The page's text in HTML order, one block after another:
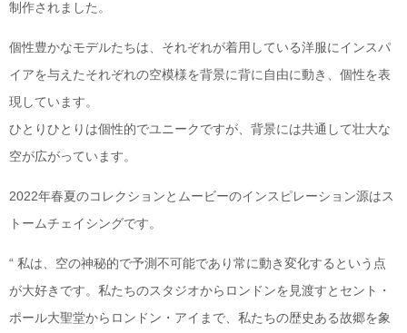
制作されました。
個性豊かなモデルたちは、それぞれが着用している洋服にインスパ
イアを与えたそれぞれの空模様を背景に背に自由に動き、個性を表
現しています。
ひとりひとりは個性的でユニークですが、背景には共通して壮大な
空が広がっています。
2022年春夏のコレクションとムービーのインスピレーション源はス
トームチェイシングです。
“ 私は、空の神秘的で予測不可能であり常に動き変化するという点
が大好きです。私たちのスタジオからロンドンを見渡すとセント・
ポール大聖堂からロンドン・アイまで、私たちの歴史ある故郷を象